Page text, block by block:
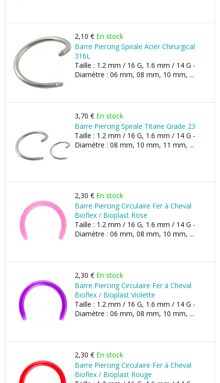
2,10 € En stock
Barre Piercing Spirale Acier Chirurgical
316L
Taille : 1.2 mm / 16 G, 1.6 mm / 14 G -
Diamètre : 06 mm, 08 mm, 10 mm, ...
3,70 € En stock
Barre Piercing Spirale Titane Grade 23
Taille : 1.2 mm / 16 G, 1.6 mm / 14 G -
Diamètre : 08 mm, 10 mm, 11 mm, ...
2,30 € En stock
Barre Piercing Circulaire Fer à Cheval
Bioflex / Bioplast Rose
Taille : 1.2 mm / 16 G, 1.6 mm / 14 G -
Diamètre : 06 mm, 08 mm, 10 mm, ...
2,30 € En stock
Barre Piercing Circulaire Fer à Cheval
Bioflex / Bioplast Violette
Taille : 1.2 mm / 16 G, 1.6 mm / 14 G -
Diamètre : 06 mm, 08 mm, 10 mm, ...
2,30 € En stock
Barre Piercing Circulaire Fer à Cheval
Bioflex / Bioplast Rouge